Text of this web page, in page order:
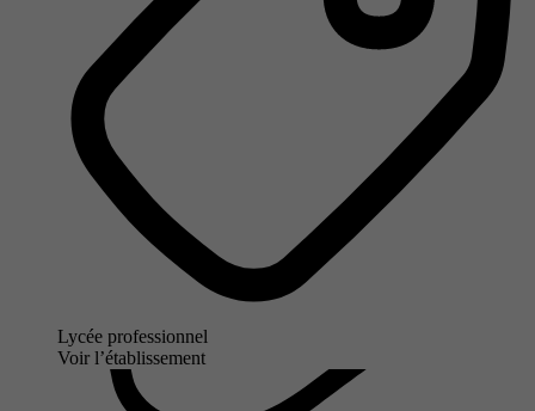
Lycée professionnel
Voir l’établissement